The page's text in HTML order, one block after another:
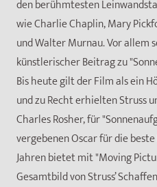
den berühmtesten
wie Charlie Chaplin, Mary
und Walter Murnau. Vor allem
künstlerischer Beitrag zu
Bis heute gilt der Film als ein
und zu Recht erhielten Struss
Charles Rosher, für
vergebenen Oscar für die
Jahren bietet mit "Moving
Gesamtbild von Struss’